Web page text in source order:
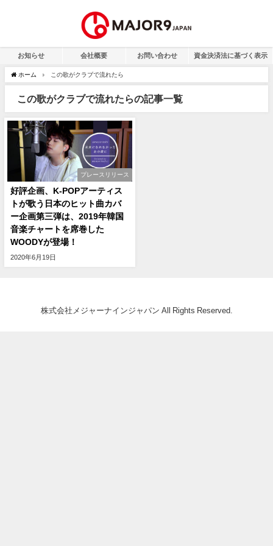
お知らせ 会社概要 お問い合わせ 資金決済法に基づく表示
ホーム この歌がクラブで流れたら
この歌がクラブで流れたらの記事一覧
プレースリリース
好評企画、K-POPアーティス
トが歌う日本のヒット曲カバ
ー企画第三弾は、2019年韓国
音楽チャートを席巻した
WOODYが登場！
2020年6月19日
株式会社メジャーナインジャパン All Rights Reserved.